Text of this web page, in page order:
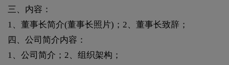
三、内容：
1、董事长简介(董事长照片)；2、董事长致辞；
四、公司简介内容：
1、公司简介；2、组织架构；